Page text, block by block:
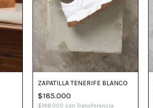
ZAPATILLA TENERIFE BLANCO
$185.000
$148.000 con Transferencia